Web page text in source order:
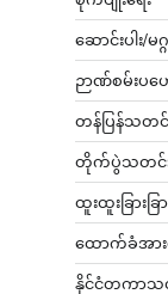
ဆောင်းပါး/မဂ္
ဉာဏ်စမ်းပဟ
တန်ပြန်သတင်
တိုက်ပွဲသတင်
ထူးထူးခြားခြ
ထောက်ခံအား
နိုင်ငံတကာသ